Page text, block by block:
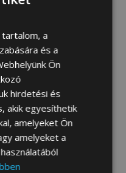
tartalom, a
és a
Ön
hirdetési és
akik egyesíthetik
amelyeket Ön
amelyeket a